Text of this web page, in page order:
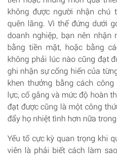
không được người nhận chú
quên lãng. Vì thế đứng dưới
doanh nghiệp, bạn nên
bằng tiền mặt, hoặc bằng
không phải lúc nào cũng đạt
ghi nhận sự cống hiến của
khen thưởng bằng cách
lực, cố gắng và mức độ hoàn
đạt được cũng là một công
đẩy họ nhiệt tình hơn nữa
Yếu tố cực kỳ quan trọng khi
viên là phải biết cách làm